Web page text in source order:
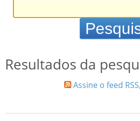
Resultados da
Assine o feed